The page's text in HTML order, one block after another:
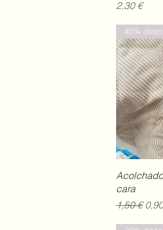
Precio
2,30 €
40%
cara
Precio
1,50 €